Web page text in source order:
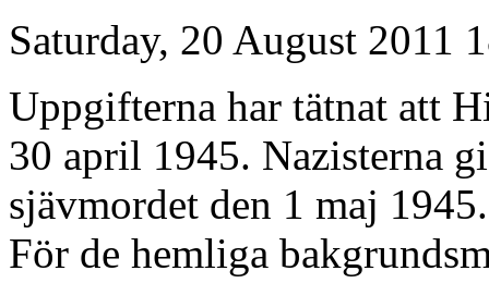
Saturday, 20 August 2011
Uppgifterna har tätnat att
30 april 1945. Nazisterna
sjävmordet den 1 maj
För de hemliga